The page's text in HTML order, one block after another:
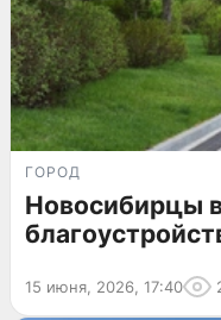
ГОРОД
Новосибирцы
15 июня, 2026, 17:40